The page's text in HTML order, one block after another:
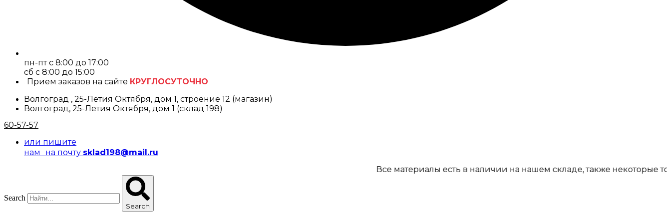
пн-пт с 8:00 до 17:00
cб с 8:00 до 15:00
Прием заказов на сайте КРУГЛОСУТОЧНО
Волгоград , 25-Летия Октября, дом 1, строение 12 (магазин)
Волгоград, 25-Летия Октября, дом 1 (склад 198)
60-57-57
или пишите
нам на почту sklad198@mail.ru
Все материалы есть в наличии на нашем складе, также некоторые
Search
Search